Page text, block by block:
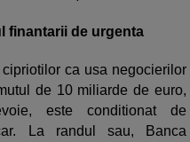
finantarii de urgenta
ca usa negocierilor
de 10 miliarde de euro,
este conditionat de
La randul sau, Banca